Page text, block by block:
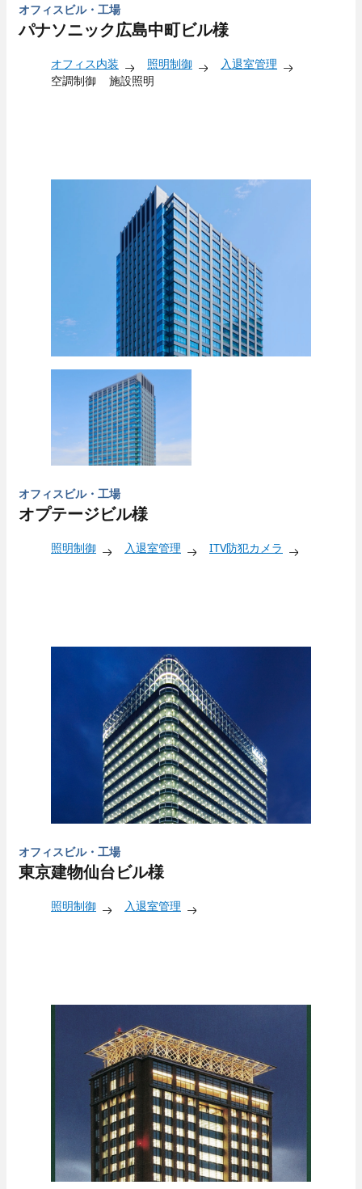
オフィスビル・工場
パナソニック広島中町ビル様
オフィス内装 照明制御
入退室管理
空調制御
施設照明
オフィスビル・工場
オプテージビル様
照明制御 入退室管理 ITV防犯カメラ
オフィスビル・工場
東京建物仙台ビル様
照明制御 入退室管理